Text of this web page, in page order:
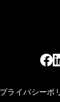
プライバシーポ